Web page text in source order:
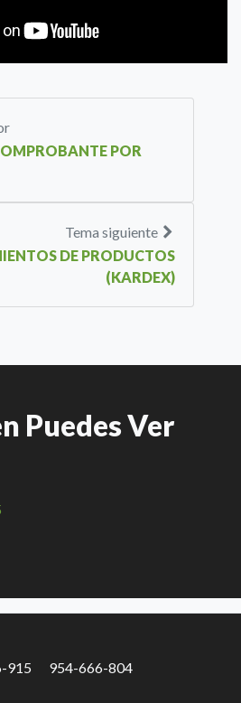
POR
Tema siguiente
DE PRODUCTOS
(KARDEX)
Puedes Ver
915 954-666-804